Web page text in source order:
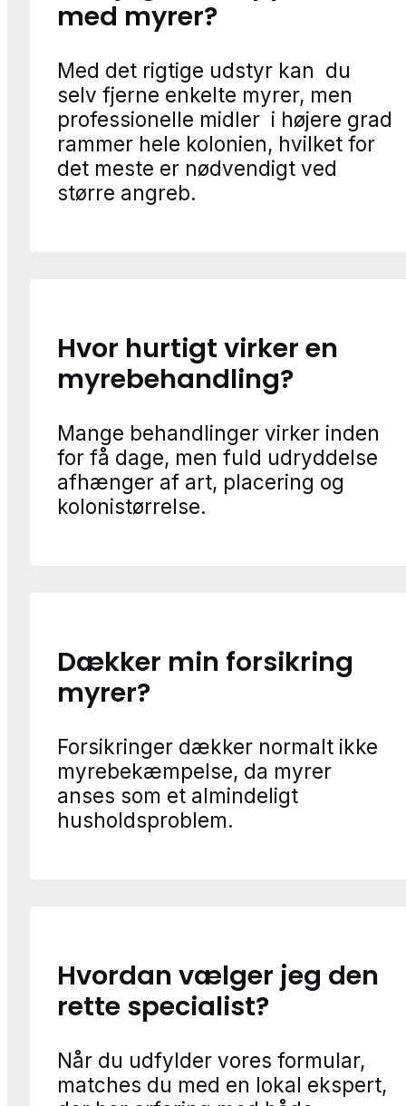
med myrer?
Med det rigtige udstyr kan du
selv fjerne enkelte myrer, men
professionelle midler i højere grad
rammer hele kolonien, hvilket for
det meste er nødvendigt ved
større angreb.
Hvor hurtigt virker en
myrebehandling?
Mange behandlinger virker inden
for få dage, men fuld udryddelse
afhænger af art, placering og
kolonistørrelse.
Dækker min forsikring
myrer?
Forsikringer dækker normalt ikke
myrebekæmpelse, da myrer
anses som et almindeligt
husholdsproblem.
Hvordan vælger jeg den
rette specialist?
Når du udfylder vores formular,
matches du med en lokal ekspert,